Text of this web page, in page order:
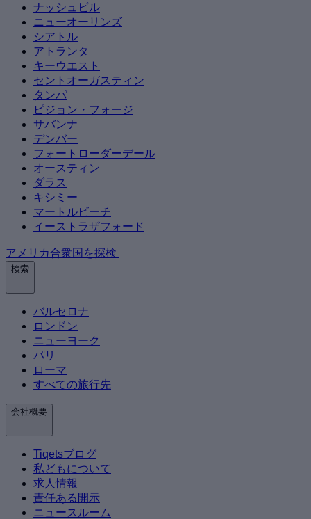
ナッシュビル
ニューオーリンズ
シアトル
アトランタ
キーウエスト
セントオーガスティン
タンパ
ピジョン・フォージ
サバンナ
デンバー
フォートローダーデール
オースティン
ダラス
キシミー
マートルビーチ
イーストラザフォード
アメリカ合衆国を探検
検索
バルセロナ
ロンドン
ニューヨーク
パリ
ローマ
すべての旅行先
会社概要
Tiqetsブログ
私どもについて
求人情報
責任ある開示
ニュースルーム